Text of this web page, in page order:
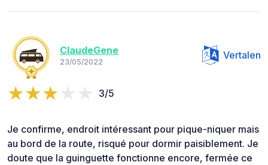
ClaudeGene
23/05/2022
Vertalen
3/5
Je confirme, endroit intéressant pour pique-niquer mais
au bord de la route, risqué pour dormir paisiblement. Je
doute que la guinguette fonctionne encore, fermée ce